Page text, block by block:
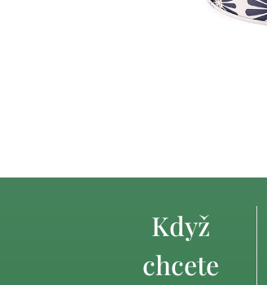
Když
chcete